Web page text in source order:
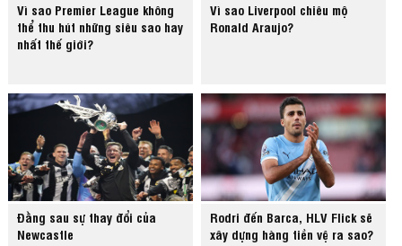
Vì sao Premier League không
thể thu hút những siêu sao hay
nhất thế giới?
Vì sao Liverpool chiêu mộ
Ronald Araujo?
Đằng sau sự thay đổi của
Newcastle
Rodri đến Barca, HLV Flick sẽ
xây dựng hàng tiền vệ ra sao?